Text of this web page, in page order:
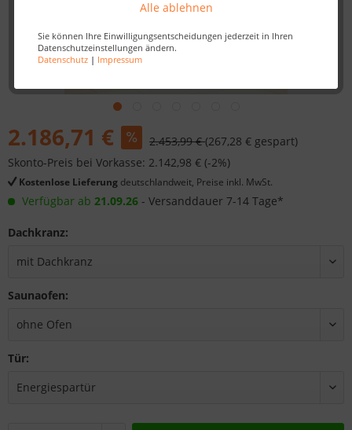
Alle ablehnen
Sie können Ihre Einwilligungsentscheidungen jederzeit in Ihren
Datenschutzeinstellungen ändern.
Datenschutz| Impressum
2.186,71 € 2.453,99 €(267,28 € gespart)
Skonto-Preis bei Vorkasse: 2.142,98 € (-2%)
Kostenlose Lieferung deutschlandweit, Preise inkl. MwSt.
Verfügbar ab 21.09.26 - Versanddauer 7-14 Tage*
Dachkranz:
Saunaofen:
Tür: